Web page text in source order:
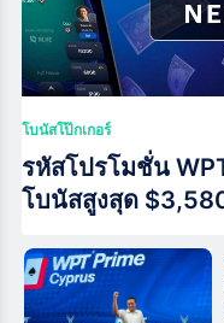
โบนัสโป๊กเกอร์
รหัสโปรโมชั่น
โบนัสสูงสุด